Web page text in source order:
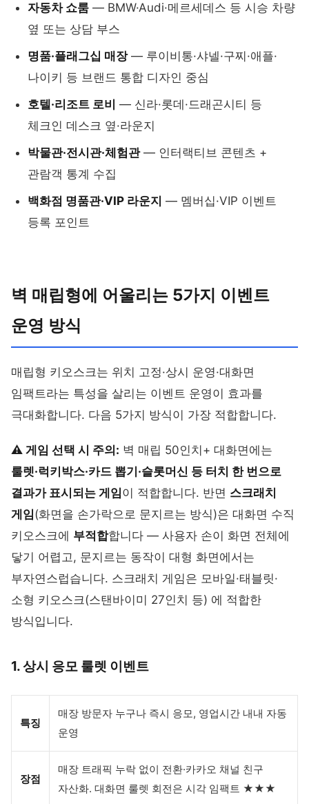
자동차 쇼룸 — BMW·Audi·메르세데스 등 시승 차량
옆 또는 상담 부스
명품·플래그십 매장— 루이비통·샤넬·구찌·애플·
나이키 등 브랜드 통합 디자인 중심
호텔·리조트 로비 — 신라·롯데·드래곤시티 등
체크인 데스크 옆·라운지
박물관·전시관·체험관— 인터랙티브 콘텐츠 +
관람객 통계 수집
백화점 명품관·VIP 라운지 — 멤버십·VIP 이벤트
등록 포인트
벽 매립형에 어울리는 5가지 이벤트
운영 방식
매립형 키오스크는 위치 고정·상시 운영·대화면
임팩트라는 특성을 살리는 이벤트 운영이 효과를
극대화합니다. 다음 5가지 방식이 가장 적합합니다.
⚠️ 게임 선택 시 주의: 벽 매립 50인치+ 대화면에는
룰렛·럭키박스·카드 뽑기·슬롯머신 등 터치 한 번으로
결과가 표시되는 게임이 적합합니다. 반면 스크래치
게임(화면을 손가락으로 문지르는 방식)은 대화면 수직
키오스크에 부적합합니다 — 사용자 손이 화면 전체에
닿기 어렵고, 문지르는 동작이 대형 화면에서는
부자연스럽습니다. 스크래치 게임은 모바일·태블릿·
소형 키오스크(스탠바이미 27인치 등) 에 적합한
방식입니다.
1. 상시 응모 룰렛 이벤트
특징
매장 방문자 누구나 즉시 응모, 영업시간 내내 자동
운영
장점
매장 트래픽 누락 없이 전환·카카오 채널 친구
자산화. 대화면 룰렛 회전은 시각 임팩트 ★★★